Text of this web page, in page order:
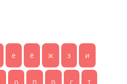
е ё ж з и
о п р с т